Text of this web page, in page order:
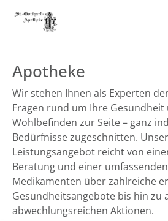
Apotheke
Wir stehen Ihnen als Experten
Fragen rund um Ihre Gesundheit
Wohlbefinden zur Seite – ganz
Bedürfnisse zugeschnitten.
Leistungsangebot reicht von
Beratung und einer
Medikamenten über zahlreiche
Gesundheitsangebote bis hin zu
abwechlungsreichen Aktionen.